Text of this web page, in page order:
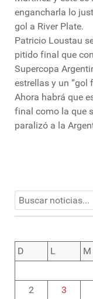
engancharla lo
gol a River Plate.
Patricio Loustau
pitido final que
Supercopa
estrellas y un “gol
Ahora habrá que
final como la que
paralizó a la
D
L M
2
3